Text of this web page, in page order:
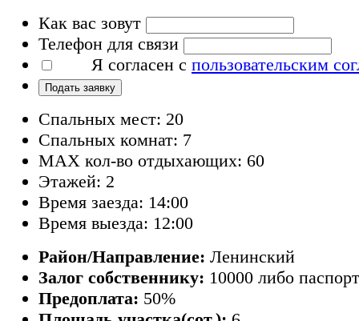
Как вас зовут
Телефон для связи
Я согласен с пользовательским
Подать заявку
Спальных мест: 20
Спальных комнат: 7
MAX кол-во отдыхающих: 60
Этажей: 2
Время заезда: 14:00
Время выезда: 12:00
Район/Направление: Ленинский
Залог собственнику: 10000 либо паспорт
Предоплата: 50%